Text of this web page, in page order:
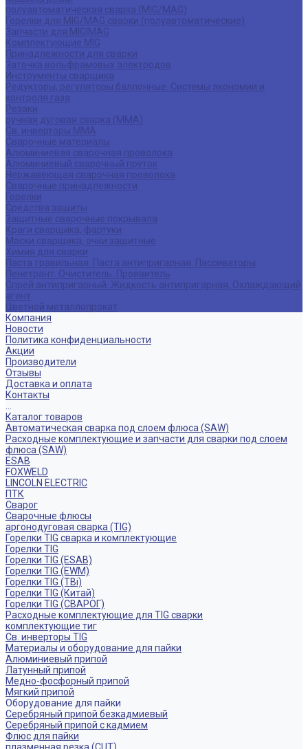
полуавтоматическая сварка (MIG/MAG)
Горелки для MIG/MAG сварки (полуавтоматические)
Запчасти для MIG|MAG
Комплектующие MIG
Принадлежности для сварки
Заточка вольфрамовых электродов
Инструменты сварщика
Редукторы, регуляторы баллонные. Системы экономии и
контроля газа
Резаки
ручная дуговая сварка (MMA)
Св. инверторы MMA
Сварочные материалы
Алюминиевая сварочная проволока
Алюминиевый сварочный пруток
Нержавеющая сварочная проволока
Сварочные принадлежности
Горелки
Средства защиты
Защитные сварочные покрывала
Краги сварщика, фартуки
Маски сварщика, очки защитные
Химия для сварки
Паста травильная. Паста антипригарная. Пассиваторы
Пенетрант. Очиститель. Проявитель
Спрей антипригарный. Жидкость антипригарная, Охлаждающий
агент
Цветной металлопрокат
Компания
Новости
Политика конфиденциальности
Акции
Производители
Отзывы
Доставка и оплата
Контакты
Каталог товаров
Автоматическая сварка под слоем флюса (SAW)
Расходные комплектующие и запчасти для сварки под слоем
флюса (SAW)
ESAB
FOXWELD
LINCOLN ELECTRIC
ПТК
Сварог
Сварочные флюсы
аргонодуговая сварка (TIG)
Горелки TIG сварка и комплектующие
Горелки TIG
Горелки TIG (ESAB)
Горелки TIG (EWM)
Горелки TIG (TBi)
Горелки TIG (Китай)
Горелки TIG (СВАРОГ)
Расходные комплектующие для TIG сварки
комплектующие тиг
Св. инверторы TIG
Материалы и оборудование для пайки
Алюминиевый припой
Латунный припой
Медно-фосфорный припой
Мягкий припой
Оборудование для пайки
Серебряный припой безкадмиевый
Серебряный припой с кадмием
Флюс для пайки